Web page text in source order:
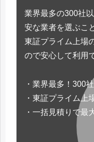
業界最多の300社
安な業者を選ぶこ
東証プライム上場
ので安心して利用
・業界最多！300
・東証プライム上
・一括見積りで最